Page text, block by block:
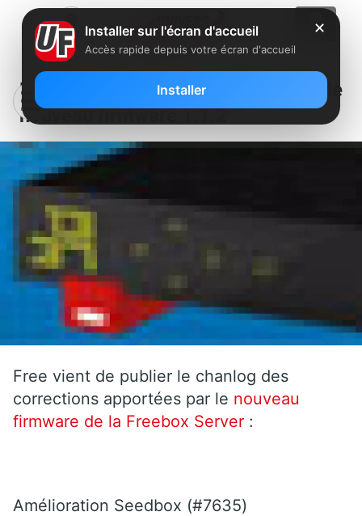
Les corrections apportées par le
nouveau firmware 1.1.2
Free vient de publier le chanlog des
corrections apportées par le nouveau
firmware de la Freebox Server :
Amélioration Seedbox (#7635)
✕
Installer sur l'écran d'accueil
Accès rapide depuis votre écran d'accueil
Installer